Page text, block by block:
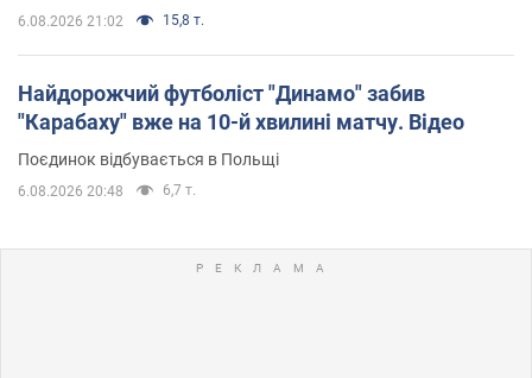
6.08.2026 21:02 15,8 т.
Найдорожчий футболіст "Динамо" забив
"Карабаху" вже на 10-й хвилині матчу. Відео
Поєдинок відбувається в Польщі
6.08.2026 20:48 6,7 т.